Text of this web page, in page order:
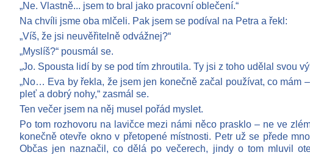
„Ne. Vlastně... jsem to bral jako pracovní oblečení.“
Na chvíli jsme oba mlčeli. Pak jsem se podíval na Petra a řekl:
„Víš, že jsi neuvěřitelně odvážnej?“
„Myslíš?“ pousmál se.
„Jo. Spousta lidí by se pod tím zhroutila. Ty jsi z toho udělal svou
„No… Eva by řekla, že jsem jen konečně začal používat, co mám
pleť a dobrý nohy,“ zasmál se.
Ten večer jsem na něj musel pořád myslet.
Po tom rozhovoru na lavičce mezi námi něco prasklo – ne ve
konečně otevře okno v přetopené místnosti. Petr už se přede
Občas jen naznačil, co dělá po večerech, jindy o tom mluvil